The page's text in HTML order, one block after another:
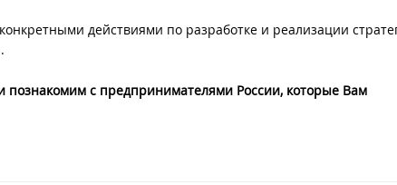
действиями по разработке и реализации
познакомим с предпринимателями России, которые Вам